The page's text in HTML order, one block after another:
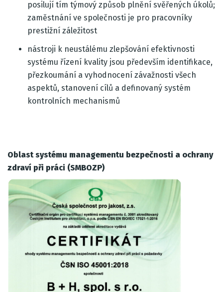
posilují tím týmový způsob plnění svěřených úkolů;
zaměstnání ve společnosti je pro pracovníky
prestižní záležitost
nástroji k neustálému zlepšování efektivnosti
systému řízení kvality jsou především identifikace,
přezkoumání a vyhodnocení závažnosti všech
aspektů, stanovení cílů a definovaný systém
kontrolních mechanismů
Oblast systému managementu bezpečnosti a ochrany
zdraví při práci (SMBOZP)